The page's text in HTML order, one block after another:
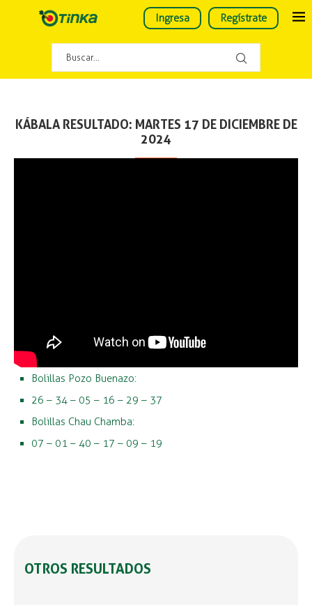
Ingresa Regístrate
KÁBALA RESULTADO: MARTES 17 DE DICIEMBRE DE
2024
Bolillas Pozo Buenazo:
26 – 34 – 05 – 16 – 29 – 37
Bolillas Chau Chamba:
07 – 01 – 40 – 17 – 09 – 19
OTROS RESULTADOS